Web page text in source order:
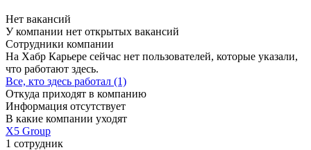
Нет вакансий
У компании нет открытых вакансий
Сотрудники компании
На Хабр Карьере сейчас нет пользователей, которые указали,
что работают здесь.
Все, кто здесь работал (1)
Откуда приходят в компанию
Информация отсутствует
В какие компании уходят
Х5 Group
1 сотрудник